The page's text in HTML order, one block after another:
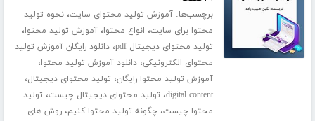
برچسب‌ها:آموزش تولید محتوای سایت،نحوه تولید
محتوا برای سایت، انواع محتوا،آموزش تولید محتوا،
تولید محتوای دیجیتال pdf ،دانلود رایگان آموزش تولید
محتوای الکترونیکی،دانلود آموزش تولید محتوا،
آموزش تولید محتوا رایگان، تولید محتوای دیجیتال،
digital content، تولید محتوای دیجیتال چیست، تولید
محتوا چیست، چگونه تولید محتوا کنیم،روش های